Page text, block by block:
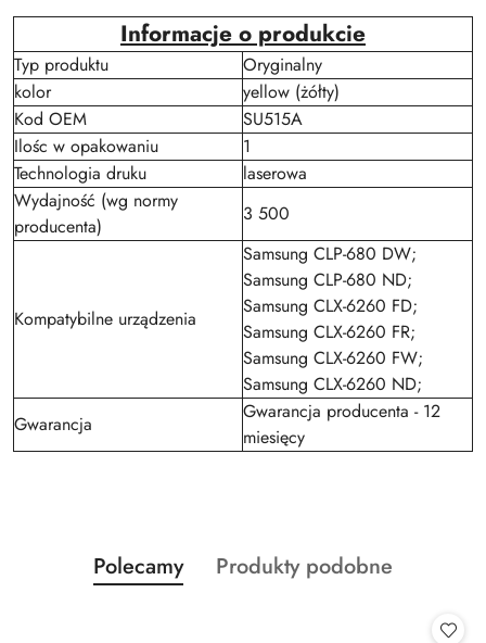
Informacje o produkcie
Typ produktu
Oryginalny
kolor
yellow (żółty)
Kod OEM
SU515A
Ilośc w opakowaniu
1
Technologia druku
laserowa
Wydajność (wg normy
producenta)
3 500
Kompatybilne urządzenia
Samsung CLP-680 DW;
Samsung CLP-680 ND;
Samsung CLX-6260 FD;
Samsung CLX-6260 FR;
Samsung CLX-6260 FW;
Samsung CLX-6260 ND;
Gwarancja
Gwarancja producenta - 12
miesięcy
Pomiń karuzelę produktów
Produkty
o
Polecamy
Produkty
Produkty podobne